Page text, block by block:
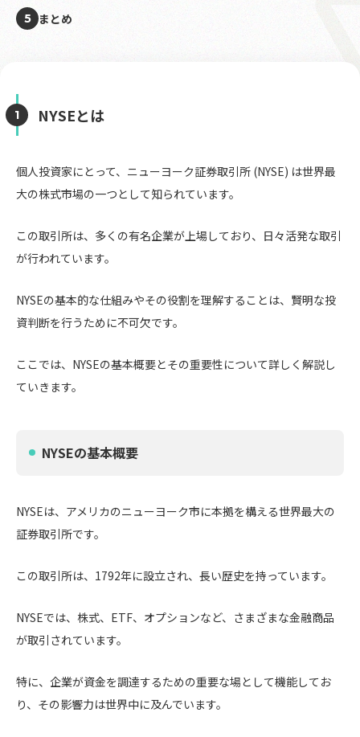
5 まとめ
NYSEとは
個人投資家にとって、ニューヨーク証券取引所 (NYSE) は世界最
大の株式市場の一つとして知られています。
この取引所は、多くの有名企業が上場しており、日々活発な取引
が行われています。
NYSEの基本的な仕組みやその役割を理解することは、賢明な投
資判断を行うために不可欠です。
ここでは、NYSEの基本概要とその重要性について詳しく解説し
ていきます。
NYSEの基本概要
NYSEは、アメリカのニューヨーク市に本拠を構える世界最大の
証券取引所です。
この取引所は、1792年に設立され、長い歴史を持っています。
NYSEでは、株式、ETF、オプションなど、さまざまな金融商品
が取引されています。
特に、企業が資金を調達するための重要な場として機能してお
り、その影響力は世界中に及んでいます。